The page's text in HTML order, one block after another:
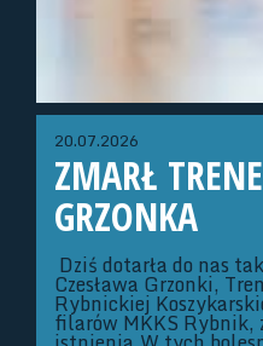
20.07.2026
ZMARŁ
GRZONKA
Dziś dotarła do nas
Czesława Grzonki,
Rybnickiej
filarów MKKS Rybnik,